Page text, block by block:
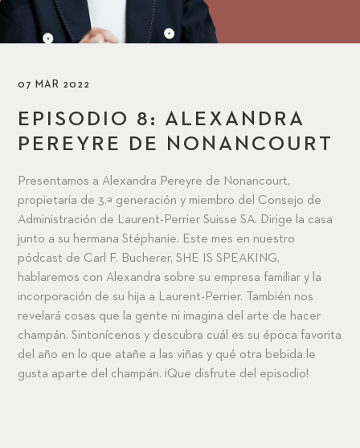
07 MAR 2022
EPISODIO 8: ALEXANDRA
PEREYRE DE NONANCOURT
Presentamos a Alexandra Pereyre de Nonancourt,
propietaria de 3.ª generación y miembro del Consejo de
Administración de Laurent-Perrier Suisse SA. Dirige la casa
junto a su hermana Stéphanie. Este mes en nuestro
pódcast de Carl F. Bucherer, SHE IS SPEAKING,
hablaremos con Alexandra sobre su empresa familiar y la
incorporación de su hija a Laurent-Perrier. También nos
revelará cosas que la gente ni imagina del arte de hacer
champán. Sintonícenos y descubra cuál es su época favorita
del año en lo que atañe a las viñas y qué otra bebida le
gusta aparte del champán. ¡Que disfrute del episodio!